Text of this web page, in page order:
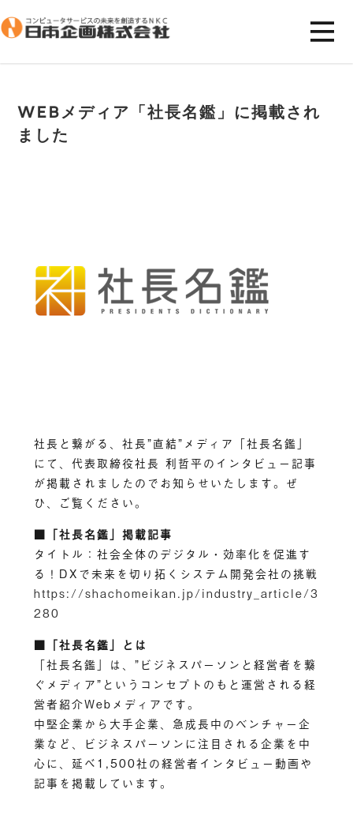
WEBメディア「社長名鑑」に掲載され
ました
社長と繋がる、社長”直結”メディア「社長名鑑」
にて、代表取締役社長 利哲平のインタビュー記事
が掲載されましたのでお知らせいたします。ぜ
ひ、ご覧ください。
■「社長名鑑」掲載記事
タイトル：社会全体のデジタル・効率化を促進す
る！DXで未来を切り拓くシステム開発会社の挑戦
https://shachomeikan.jp/industry_article/3
280
■「社長名鑑」とは
「社長名鑑」は、”ビジネスパーソンと経営者を繋
ぐメディア”というコンセプトのもと運営される経
営者紹介Webメディアです。
中堅企業から大手企業、急成長中のベンチャー企
業など、ビジネスパーソンに注目される企業を中
心に、延べ1,500社の経営者インタビュー動画や
記事を掲載しています。